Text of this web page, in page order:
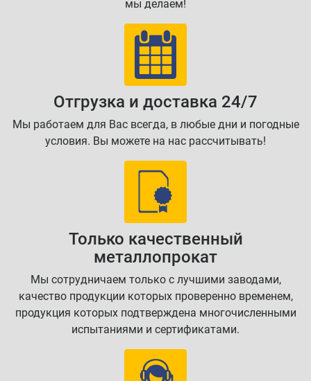
мы делаем!
Отгрузка и доставка 24/7
Мы работаем для Вас всегда, в любые дни и погодные
условия. Вы можете на нас рассчитывать!
Только качественный
металлопрокат
Мы сотрудничаем только с лучшими заводами,
качество продукции которых проверенно временем,
продукция которых подтверждена многочисленными
испытаниями и сертификатами.